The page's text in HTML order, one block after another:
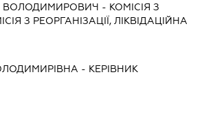
ВОЛОДИМИРОВИЧ - КОМІСІЯ З
З РЕОРГАНІЗАЦІЇ, ЛІКВІДАЦІЙНА
- КЕРІВНИК